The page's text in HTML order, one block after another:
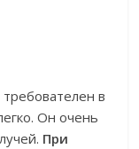
в
Он очень
При